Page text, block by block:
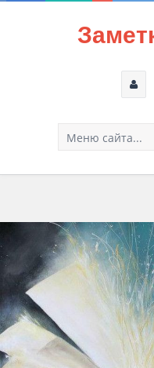
Меню сайта...